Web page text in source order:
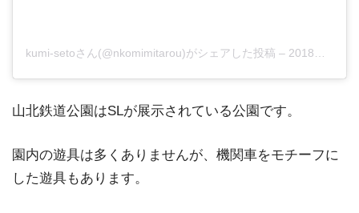
kumi-setoさん(@nkomimitarou)がシェアした投稿 – 2018年 3月月25日午後8時37分PDT
山北鉄道公園はSLが展示されている公園です。
園内の遊具は多くありませんが、機関車をモチーフに
した遊具もあります。